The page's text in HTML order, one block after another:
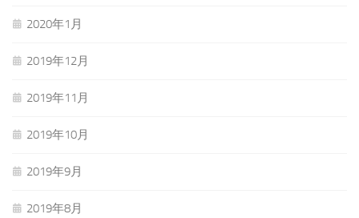
2020年1月
2019年12月
2019年11月
2019年10月
2019年9月
2019年8月